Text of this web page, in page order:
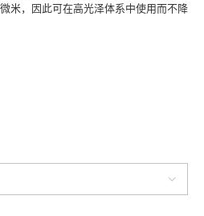
米，因此可在高光泽体系中使用而不降